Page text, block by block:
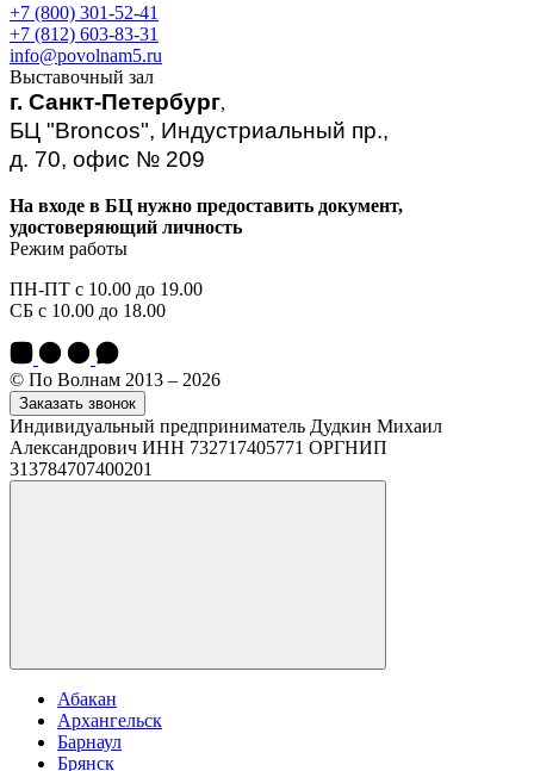
+7 (800) 301-52-41
+7 (812) 603-83-31
info@povolnam5.ru
Выставочный зал
г. Санкт-Петербург,
БЦ "Broncos", Индустриальный пр.,
д. 70, офис № 209
На входе в БЦ нужно предоставить документ,
удостоверяющий личность
Режим работы
ПН-ПТ с 10.00 до 19.00
СБ с 10.00 до 18.00
© По Волнам 2013 – 2026
Заказать звонок
Индивидуальный предприниматель Дудкин Михаил
Александрович ИНН 732717405771 ОРГНИП
313784707400201
Абакан
Архангельск
Барнаул
Брянск